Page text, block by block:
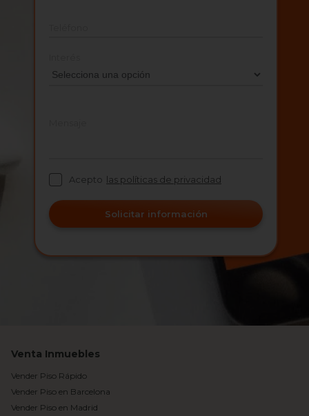
Acepto las políticas de privacidad
Solicitar información
Venta Inmuebles
Vender Piso Rápido
Vender Piso en Barcelona
Vender Piso en Madrid